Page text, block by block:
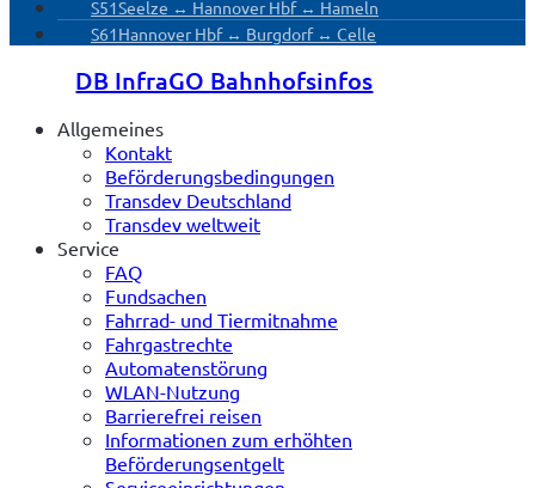
S51Seelze ↔ Hannover Hbf ↔ Hameln
S61Hannover Hbf ↔ Burgdorf ↔ Celle
DB InfraGO Bahnhofsinfos
Allgemeines
Kontakt
Beförderungsbedingungen
Transdev Deutschland
Transdev weltweit
Service
FAQ
Fundsachen
Fahrrad- und Tiermitnahme
Fahrgastrechte
Automatenstörung
WLAN-Nutzung
Barrierefrei reisen
Informationen zum erhöhten
Beförderungsentgelt